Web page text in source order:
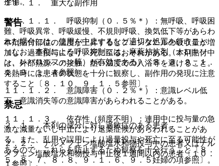
警告
本剤貼付部位の温度が上昇するとフェンタニルの吸収量が増
加し、過量投与になり、死に至るおそれがある。本剤貼付中
は、外部熱源への接触、熱い温度での入浴等を避けること。
発熱時には患者の状態を十分に観察し、副作用の発現に注意
すること〔８．１０、９．１．５参照〕。
禁忌
２．１． 本剤の成分に対し過敏症のある患者。
２．２． ナルメフェン塩酸塩水和物投与中の患者又はナル
メフェン塩酸塩水和物投与中止後１週間以内の患者〔１０．
１参照〕。
１１．１． 重大な副作用
１１．１．１． 呼吸抑制（０．５％＊）：無呼吸、呼吸困
難、呼吸異常、呼吸緩慢、不規則呼吸、換気低下等があらわ
れた場合には、使用を中止するなど適切な処置を行うこと
（なお、本剤による呼吸抑制には、麻薬拮抗剤（ナロキソ
ン、レバロルファン等）が有効である）〔８．３、９．１．
１、９．１．４参照〕。
１１．１．２． 意識障害（０．２％＊）：意識レベル低
下、意識消失等の意識障害があらわれることがある。
１１．１．３． 依存性（頻度不明）：連用中に投与量の急
激な減量ないし中止により退薬症候があらわれることがあ
る。また、乱用や誤用により過量投与や死亡に至る可能性が
あるので、これらを防止するため観察を十分行うこと〔８．
５、８．７、８．８、９．１．６、９．５妊婦の項参照〕。